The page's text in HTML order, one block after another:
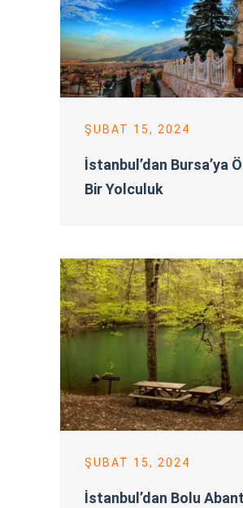
ŞUBAT 15, 2024
İstanbul’dan Bursa’ya
Bir Yolculuk
ŞUBAT 15, 2024
İstanbul’dan Bolu